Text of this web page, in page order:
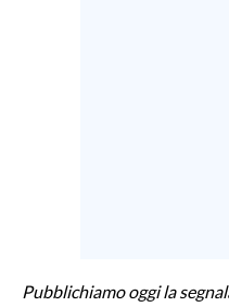
Pubblichiamo oggi la